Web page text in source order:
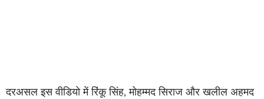
दरअसल इस वीडियो में रिंकू सिंह, मोहम्मद सिराज और खलील अहमद